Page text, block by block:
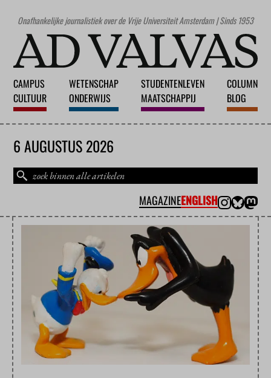
Onafhankelijke journalistiek over de Vrije Universiteit Amsterdam | Sinds 1953
CAMPUS
CULTUUR
WETENSCHAP
ONDERWIJS
STUDENTENLEVEN
MAATSCHAPPIJ
COLUMN
BLOG
6 AUGUSTUS 2026
MAGAZINEENGLISH